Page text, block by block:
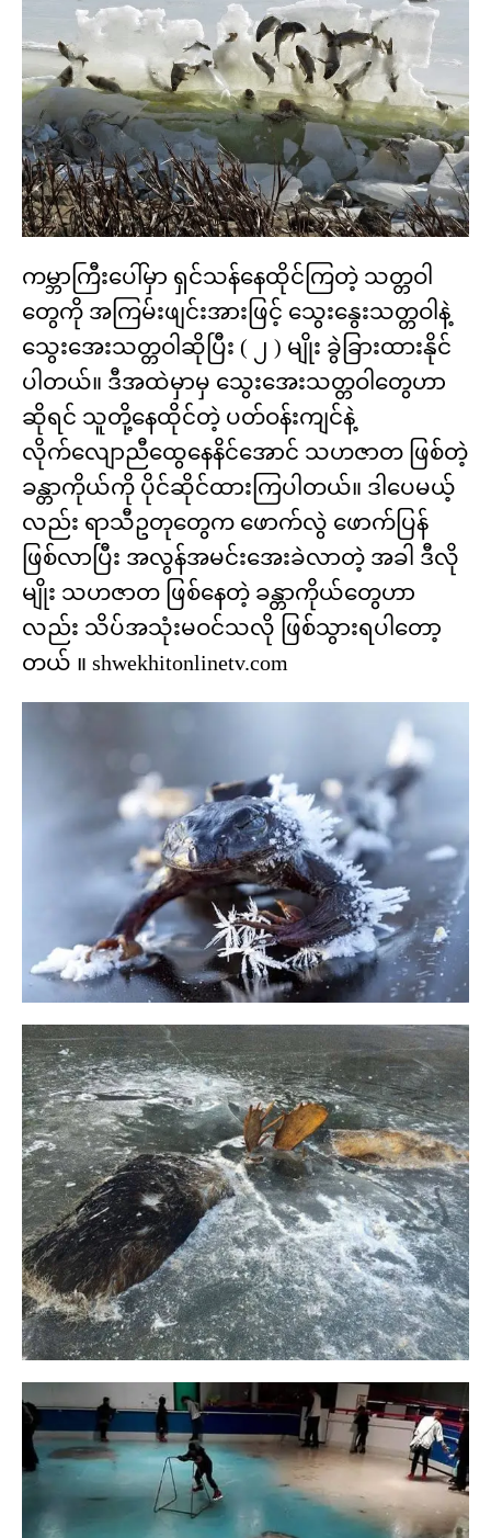
ကမ္ဘာကြီးပေါ်မှာ ရှင်သန်နေထိုင်ကြတဲ့ သတ္တဝါ
တွေကို အကြမ်းဖျင်းအားဖြင့် သွေးနွေးသတ္တဝါနဲ့
သွေးအေးသတ္တဝါဆိုပြီး ( ၂ ) မျိုး ခွဲခြားထားနိုင်
ပါတယ်။ ဒီအထဲမှာမှ သွေးအေးသတ္တဝါတွေဟာ
ဆိုရင် သူတို့နေထိုင်တဲ့ ပတ်ဝန်းကျင်နဲ့
လိုက်လျောညီထွေနေနိင်အောင် သဟဇာတ ဖြစ်တဲ့
ခန္တာကိုယ်ကို ပိုင်ဆိုင်ထားကြပါတယ်။ ဒါပေမယ့်
လည်း ရာသီဥတုတွေက ဖောက်လွဲ ဖောက်ပြန်
ဖြစ်လာပြီး အလွန်အမင်းအေးခဲလာတဲ့ အခါ ဒီလို
မျိုး သဟဇာတ ဖြစ်နေတဲ့ ခန္တာကိုယ်တွေဟာ
လည်း သိပ်အသုံးမဝင်သလို ဖြစ်သွားရပါတော့
တယ် ။ shwekhitonlinetv.com